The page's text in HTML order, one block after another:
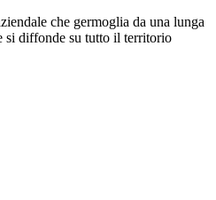
che germoglia da una lunga
si diffonde su tutto il territorio